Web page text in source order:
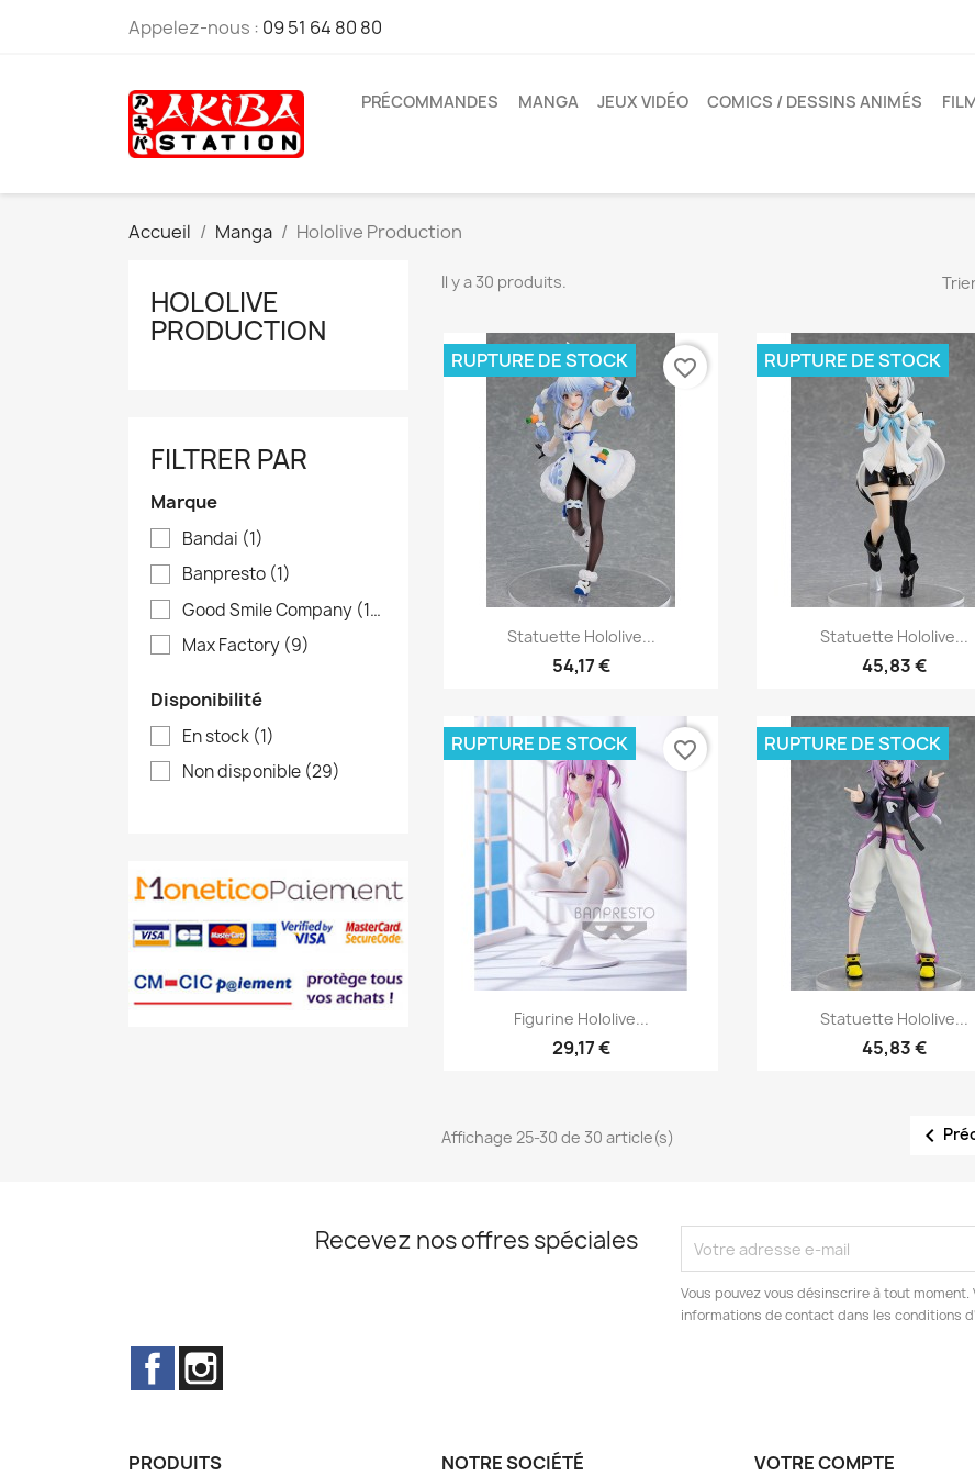
Appelez-nous : 09 51 64 80 80
PRÉCOMMANDES MANGA JEUX VIDÉO COMICS / DESSINS ANIMÉS
Accueil Manga Hololive Production
HOLOLIVE
PRODUCTION
FILTRER PAR
Marque
Bandai (1)
Banpresto (1)
Good Smile Company (19)
Max Factory (9)
Disponibilité
En stock (1)
Non disponible (29)
Il y a 30 produits.
Aperçu rapide
Statuette Hololive...
54,17 €
RUPTURE DE STOCK favorite_border
Aperçu rapide
Statuette Hololive...
45,83 €
RUPTURE DE STOCK
Aperçu rapide
Figurine Hololive...
29,17 €
RUPTURE DE STOCK favorite_border
Aperçu rapide
Statuette Hololive...
45,83 €
RUPTURE DE STOCK
Affichage 25-30 de 30 article(s) 
Recevez nos offres spéciales
Vous pouvez vous désinscrire à tout
informations de contact dans les conditions
Facebook
PRODUITS NOTRE SOCIÉTÉ VOTRE COMPTE